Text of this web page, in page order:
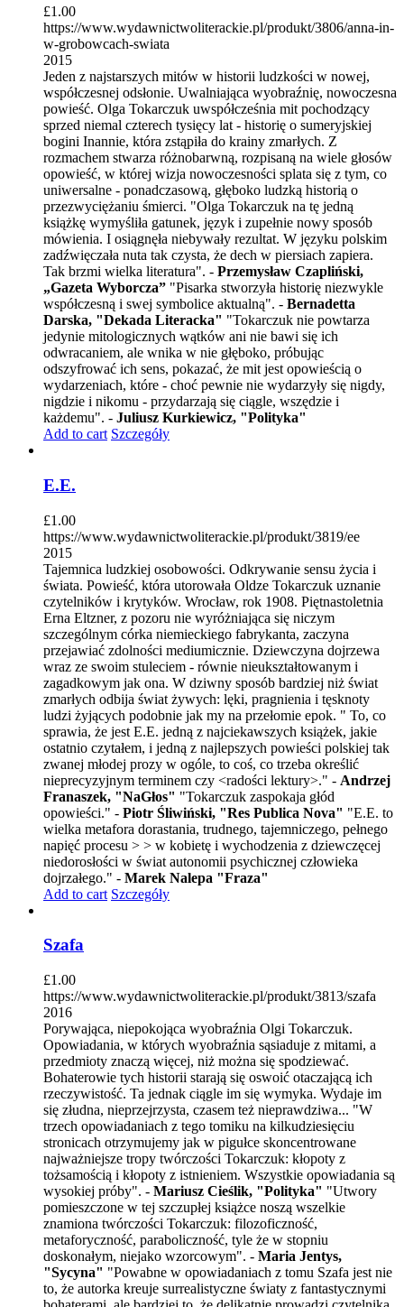
£1.00
https://www.wydawnictwoliterackie.pl/produkt/3806/anna-in-
w-grobowcach-swiata
2015
Jeden z najstarszych mitów w historii ludzkości w nowej,
współczesnej odsłonie. Uwalniająca wyobraźnię, nowoczesna
powieść. Olga Tokarczuk uwspółcześnia mit pochodzący
sprzed niemal czterech tysięcy lat - historię o sumeryjskiej
bogini Inannie, która zstąpiła do krainy zmarłych. Z
rozmachem stwarza różnobarwną, rozpisaną na wiele głosów
opowieść, w której wizja nowoczesności splata się z tym, co
uniwersalne - ponadczasową, głęboko ludzką historią o
przezwyciężaniu śmierci. "Olga Tokarczuk na tę jedną
książkę wymyśliła gatunek, język i zupełnie nowy sposób
mówienia. I osiągnęła niebywały rezultat. W języku polskim
zadźwięczała nuta tak czysta, że dech w piersiach zapiera.
Tak brzmi wielka literatura". - Przemysław Czapliński,
„Gazeta Wyborcza” "Pisarka stworzyła historię niezwykle
współczesną i swej symbolice aktualną". - Bernadetta
Darska, "Dekada Literacka" "Tokarczuk nie powtarza
jedynie mitologicznych wątków ani nie bawi się ich
odwracaniem, ale wnika w nie głęboko, próbując
odszyfrować ich sens, pokazać, że mit jest opowieścią o
wydarzeniach, które - choć pewnie nie wydarzyły się nigdy,
nigdzie i nikomu - przydarzają się ciągle, wszędzie i
każdemu". - Juliusz Kurkiewicz, "Polityka"
Add to cart Szczegóły
E.E.
£1.00
https://www.wydawnictwoliterackie.pl/produkt/3819/ee
2015
Tajemnica ludzkiej osobowości. Odkrywanie sensu życia i
świata. Powieść, która utorowała Oldze Tokarczuk uznanie
czytelników i krytyków. Wrocław, rok 1908. Piętnastoletnia
Erna Eltzner, z pozoru nie wyróżniająca się niczym
szczególnym córka niemieckiego fabrykanta, zaczyna
przejawiać zdolności mediumicznie. Dziewczyna dojrzewa
wraz ze swoim stuleciem - równie nieukształtowanym i
zagadkowym jak ona. W dziwny sposób bardziej niż świat
zmarłych odbija świat żywych: lęki, pragnienia i tęsknoty
ludzi żyjących podobnie jak my na przełomie epok. " To, co
sprawia, że jest E.E. jedną z najciekawszych książek, jakie
ostatnio czytałem, i jedną z najlepszych powieści polskiej tak
zwanej młodej prozy w ogóle, to coś, co trzeba określić
nieprecyzyjnym terminem czy <radości lektury>." - Andrzej
Franaszek, "NaGłos" "Tokarczuk zaspokaja głód
opowieści." - Piotr Śliwiński, "Res Publica Nova" "E.E. to
wielka metafora dorastania, trudnego, tajemniczego, pełnego
napięć procesu > > w kobietę i wychodzenia z dziewczęcej
niedorosłości w świat autonomii psychicznej człowieka
dojrzałego." - Marek Nalepa "Fraza"
Add to cart Szczegóły
Szafa
£1.00
https://www.wydawnictwoliterackie.pl/produkt/3813/szafa
2016
Porywająca, niepokojąca wyobraźnia Olgi Tokarczuk.
Opowiadania, w których wyobraźnia sąsiaduje z mitami, a
przedmioty znaczą więcej, niż można się spodziewać.
Bohaterowie tych historii starają się oswoić otaczającą ich
rzeczywistość. Ta jednak ciągle im się wymyka. Wydaje im
się złudna, nieprzejrzysta, czasem też nieprawdziwa... "W
trzech opowiadaniach z tego tomiku na kilkudziesięciu
stronicach otrzymujemy jak w pigułce skoncentrowane
najważniejsze tropy twórczości Tokarczuk: kłopoty z
tożsamością i kłopoty z istnieniem. Wszystkie opowiadania są
wysokiej próby". - Mariusz Cieślik, "Polityka" "Utwory
pomieszczone w tej szczupłej książce noszą wszelkie
znamiona twórczości Tokarczuk: filozoficzność,
metaforyczność, paraboliczność, tyle że w stopniu
doskonałym, niejako wzorcowym". - Maria Jentys,
"Sycyna" "Powabne w opowiadaniach z tomu Szafa jest nie
to, że autorka kreuje surrealistyczne światy z fantastycznymi